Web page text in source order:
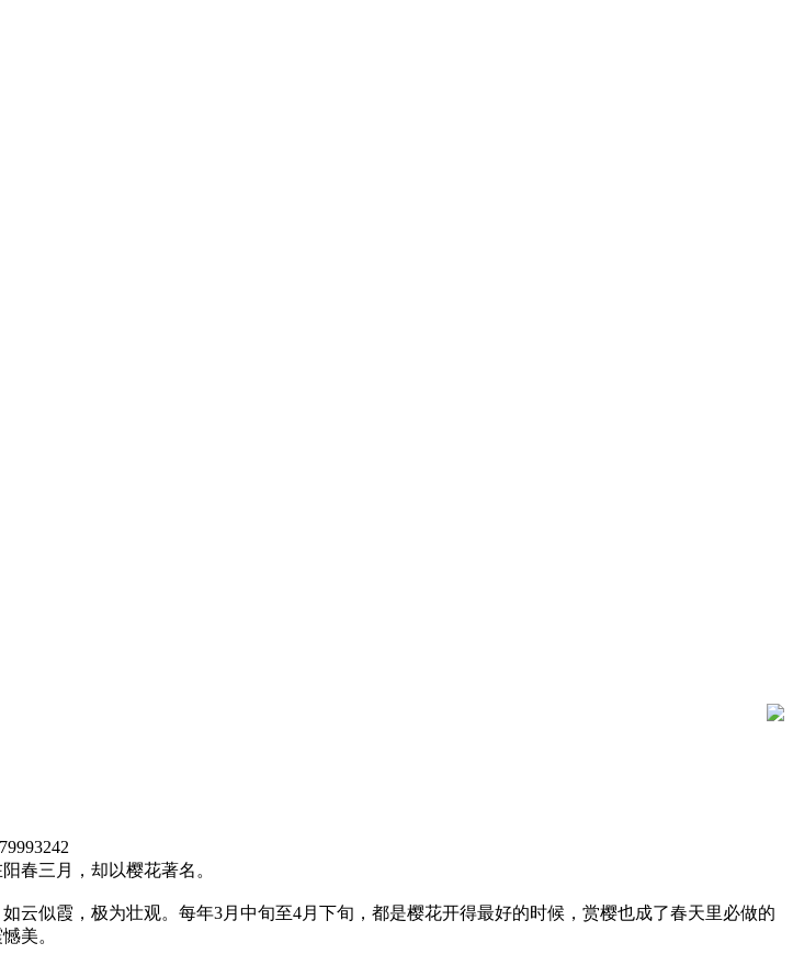
春三月，却以樱花著名。
似霞，极为壮观。每年3月中旬至4月下旬，都是樱花开得最好的时候，赏樱也成了春天里必做的
美。